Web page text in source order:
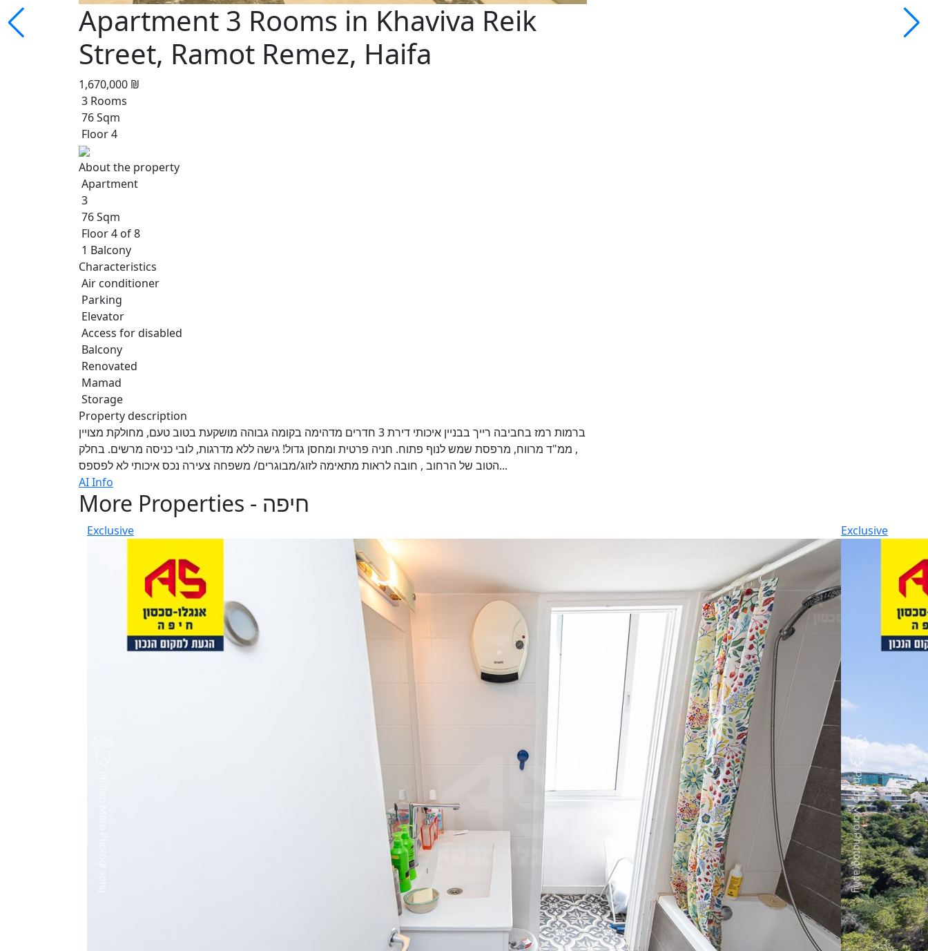
Apartment 3 Rooms in Khaviva Reik
Street, Ramot Remez, Haifa
1,670,000 ₪
3 Rooms
76 Sqm
Floor 4
About the property
Apartment
3
76 Sqm
Floor 4 of 8
1 Balcony
Characteristics
Air conditioner
Parking
Elevator
Access for disabled
Balcony
Renovated
Mamad
Storage
Property description
ברמות רמז בחביבה רייך בבניין איכותי דירת 3 חדרים מדהימה בקומה גבוהה מושקעת בטוב טעם, מחולקת מצויין
, ממ"ד מרווח, מרפסת שמש לנוף פתוח. חניה פרטית ומחסן גדול! גישה ללא מדרגות, לובי כניסה מרשים. בחלק
הטוב של הרחוב , חובה לראות מתאימה לזוג/מבוגרים/ משפחה צעירה נכס איכותי לא לפספס...
AI Info
More Properties - חיפה
Exclusive Exclusive